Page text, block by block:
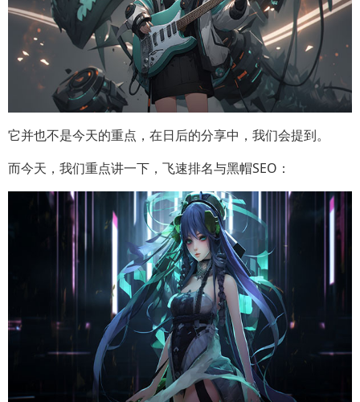
它并也不是今天的重点，在日后的分享中，我们会提到。
而今天，我们重点讲一下，飞速排名与黑帽SEO：